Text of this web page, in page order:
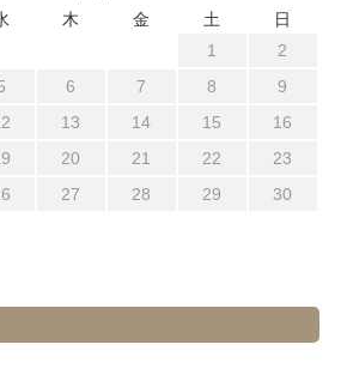
木 金 土
日
1
2
6 7 8
9
13 14 15
16
20 21 22
23
27 28 29
30